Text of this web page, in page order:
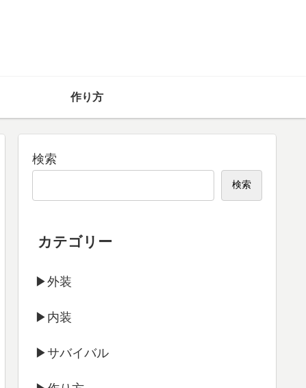
作り方
検索
検索
カテゴリー
▶外装
▶内装
▶サバイバル